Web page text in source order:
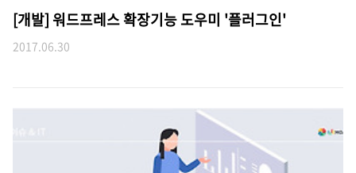
[개발] 워드프레스 확장기능 도우미 '플러그인'
2017.06.30